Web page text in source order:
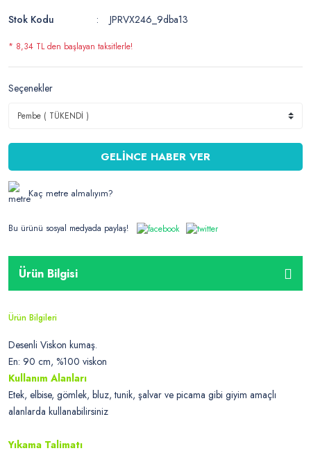
Stok Kodu
JPRVX246_9dba13
* 8,34 TL den başlayan taksitlerle!
Seçenekler
GELİNCE HABER VER
Kaç metre almalıyım?
Bu ürünü sosyal medyada paylaş!
Ürün Bilgisi
Ürün Bilgileri
Desenli Viskon kumaş.
En: 90 cm, %100 viskon
Kullanım Alanları
Etek, elbise, gömlek, bluz, tunik, şalvar ve picama gibi giyim amaçlı
alanlarda kullanabilirsiniz
Yıkama Talimatı